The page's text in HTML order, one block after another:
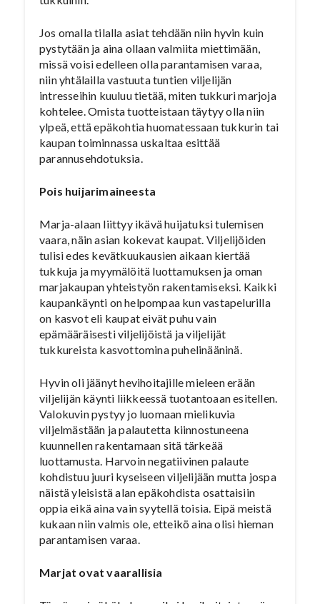
Jos omalla tilalla asiat tehdään niin hyvin kuin
pystytään ja aina ollaan valmiita miettimään,
missä voisi edelleen olla parantamisen varaa,
niin yhtälailla vastuuta tuntien viljelijän
intresseihin kuuluu tietää, miten tukkuri marjoja
kohtelee. Omista tuotteistaan täytyy olla niin
ylpeä, että epäkohtia huomatessaan tukkurin tai
kaupan toiminnassa uskaltaa esittää
parannusehdotuksia.
Pois huijarimaineesta
Marja-alaan liittyy ikävä huijatuksi tulemisen
vaara, näin asian kokevat kaupat. Viljelijöiden
tulisi edes kevätkuukausien aikaan kiertää
tukkuja ja myymälöitä luottamuksen ja oman
marjakaupan yhteistyön rakentamiseksi. Kaikki
kaupankäynti on helpompaa kun vastapelurilla
on kasvot eli kaupat eivät puhu vain
epämääräisesti viljelijöistä ja viljelijät
tukkureista kasvottomina puhelinääninä.
Hyvin oli jäänyt hevihoitajille mieleen erään
viljelijän käynti liikkeessä tuotantoaan esitellen.
Valokuvin pystyy jo luomaan mielikuvia
viljelmästään ja palautetta kiinnostuneena
kuunnellen rakentamaan sitä tärkeää
luottamusta. Harvoin negatiivinen palaute
kohdistuu juuri kyseiseen viljelijään mutta jospa
näistä yleisistä alan epäkohdista osattaisiin
oppia eikä aina vain syytellä toisia. Eipä meistä
kukaan niin valmis ole, etteikö aina olisi hieman
parantamisen varaa.
Marjat ovat vaarallisia